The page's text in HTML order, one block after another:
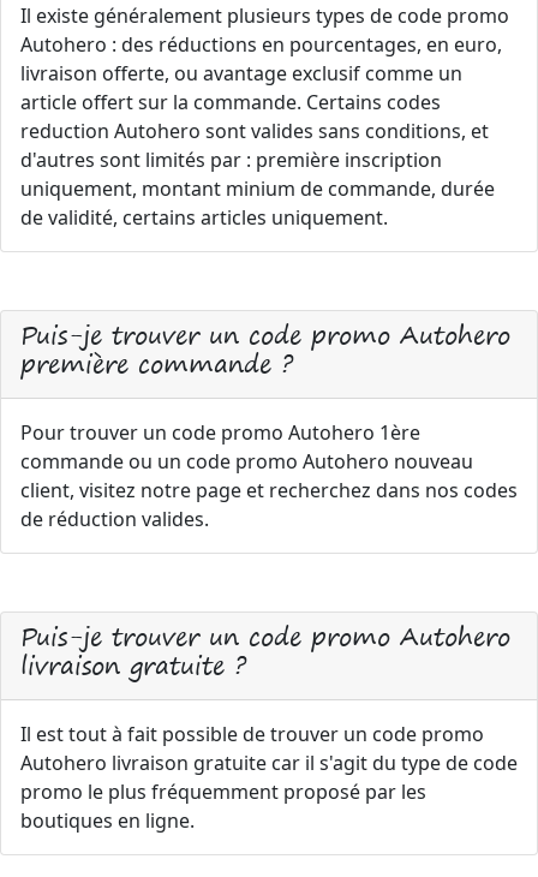
Il existe généralement plusieurs types de code promo
Autohero : des réductions en pourcentages, en euro,
livraison offerte, ou avantage exclusif comme un
article offert sur la commande. Certains codes
reduction Autohero sont valides sans conditions, et
d'autres sont limités par : première inscription
uniquement, montant minium de commande, durée
de validité, certains articles uniquement.
Puis-je trouver un code promo Autohero
première commande ?
Pour trouver un code promo Autohero 1ère
commande ou un code promo Autohero nouveau
client, visitez notre page et recherchez dans nos codes
de réduction valides.
Puis-je trouver un code promo Autohero
livraison gratuite ?
Il est tout à fait possible de trouver un code promo
Autohero livraison gratuite car il s'agit du type de code
promo le plus fréquemment proposé par les
boutiques en ligne.